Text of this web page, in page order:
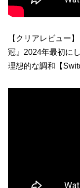
【クリアレビュー
冠』2024年最初に
理想的な調和【